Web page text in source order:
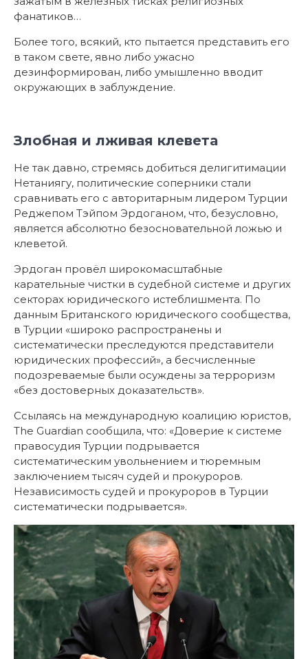
фанатиков…
Более того, всякий, кто пытается представить его
в таком свете, явно либо ужасно
дезинформирован, либо умышленно вводит
окружающих в заблуждение.
Злобная и лживая клевета
Не так давно, стремясь добиться делигитимации
Нетаниягу, политические соперники стали
сравнивать его с авторитарным лидером Турции
Реджепом Тэйпом Эрдоганом, что, безусловно,
является абсолютно безосновательной ложью и
клеветой.
Эрдоган провёл широкомасштабные
карательные чистки в судебной системе и других
секторах юридического истеблишмента. По
данным Британского юридического сообщества,
в Турции «широко распространены и
систематически преследуются представители
юридических профессий», а бесчисленные
подозреваемые были осуждены за терроризм
«без достоверных доказательств».
Ссылаясь на международную коалицию юристов,
The Guardian сообщила, что: «Доверие к системе
правосудия Турции подрывается
систематическим увольнением и тюремным
заключением тысяч судей и прокуроров.
Независимость судей и прокуроров в Турции
систематически подрывается».